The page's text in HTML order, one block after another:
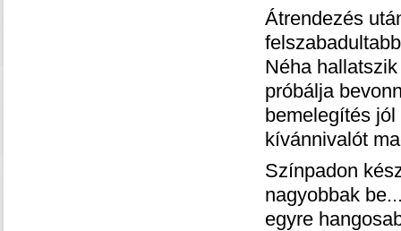
Átrendezés
Néha
próbálja
bemelegítés
kívánnivalót
Színpadon
nagyobbak
egyre